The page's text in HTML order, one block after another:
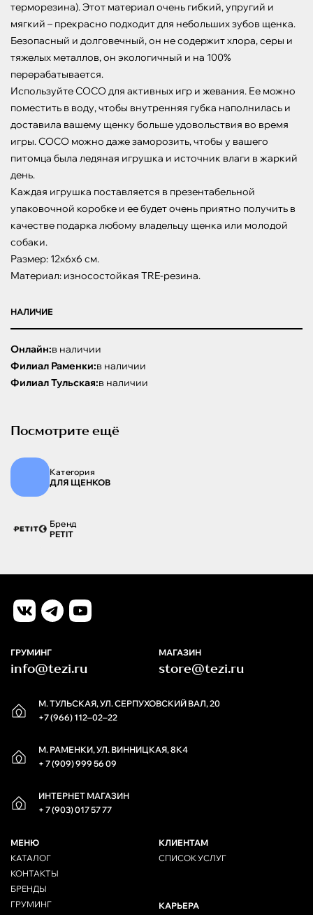
терморезина). Этот материал очень гибкий, упругий и
мягкий – прекрасно подходит для небольших зубов щенка.
Безопасный и долговечный, он не содержит хлора, серы и
тяжелых металлов, он экологичный и на 100%
перерабатывается.
Используйте COCO для активных игр и жевания. Ее можно
поместить в воду, чтобы внутренняя губка наполнилась и
доставила вашему щенку больше удовольствия во время
игры. COCO можно даже заморозить, чтобы у вашего
питомца была ледяная игрушка и источник влаги в жаркий
день.
Каждая игрушка поставляется в презентабельной
упаковочной коробке и ее будет очень приятно получить в
качестве подарка любому владельцу щенка или молодой
собаки.
Размер: 12х6х6 см.
Материал: износостойкая TRE-резина.
НАЛИЧИЕ
Онлайн:в наличии
Филиал Раменки:в наличии
Филиал Тульская:в наличии
Посмотрите ещё
Категория
ДЛЯ ЩЕНКОВ
Бренд
PETIT
М. ТУЛЬСКАЯ, УЛ. СЕРПУХОВСКИЙ ВАЛ, 20
+7 (966) 112‒02‒22
М. РАМЕНКИ, УЛ. ВИННИЦКАЯ, 8К4
+ 7 (909) 999 56 09
ИНТЕРНЕТ МАГАЗИН
+ 7 (903) 017 57 77
ГРУМИНГ
info@tezi.ru
МАГАЗИН
store@tezi.ru
МЕНЮ
КАТАЛОГ
КОНТАКТЫ
БРЕНДЫ
ГРУМИНГ
КЛИЕНТАМ
СПИСОК УСЛУГ
КАРЬЕРА